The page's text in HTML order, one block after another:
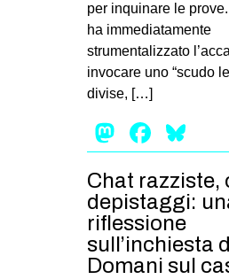
per inquinare le
ha immediatamente
strumentalizzato
invocare uno “scudo
divise, […]
Mastodon
Chat razziste,
depistaggi:
riflessione
sull’inchiesta
Domani sul